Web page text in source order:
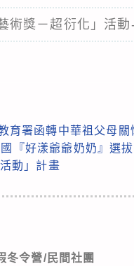
術獎－超衍化」活動
育署函轉中華祖父母關
『好漾爺爺奶奶』選
動」計畫
冬令營/民間社團